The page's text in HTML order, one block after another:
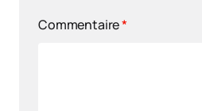
Commentaire*